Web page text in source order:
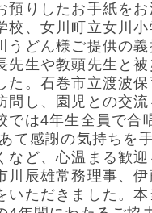
預りしたお手紙を
校、女川町立女川
うどん様ご提供の
先生や教頭先生と
た。石巻市立渡波
問し、園児との交
では4年生全員で合
て感謝の気持ちを
など、心温まる歓
川辰雄常務理事、
いただきました。